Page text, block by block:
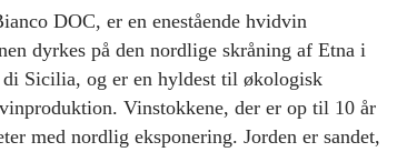
DOC, er en enestående hvidvin
dyrkes på den nordlige skråning af Etna i
Sicilia, og er en hyldest til økologisk
Vinstokkene, der er op til 10 år
med nordlig eksponering. Jorden er sandet,